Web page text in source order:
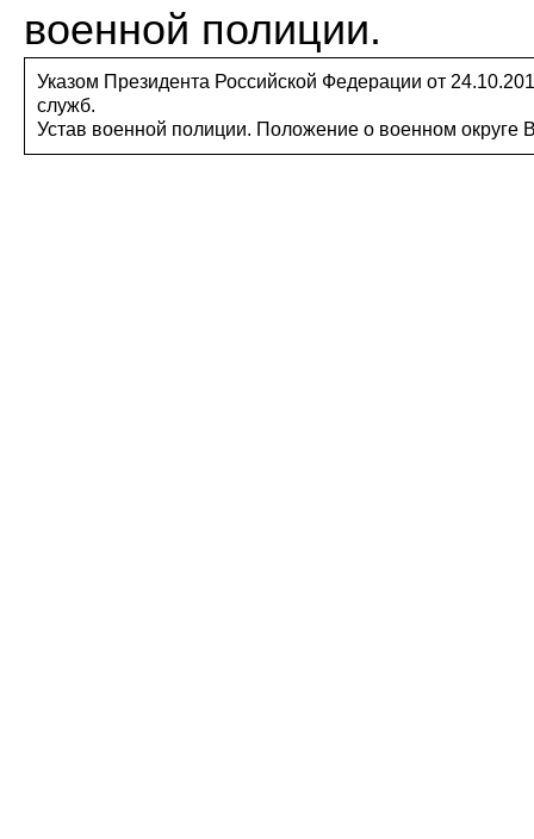
военной полиции.
Указом Президента Российской Федерации от
служб.
Устав военной полиции. Положение о военном